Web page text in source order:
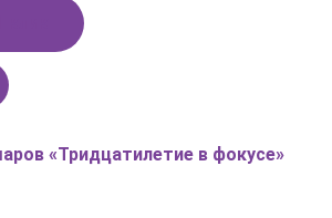
«Тридцатилетие в фокусе»